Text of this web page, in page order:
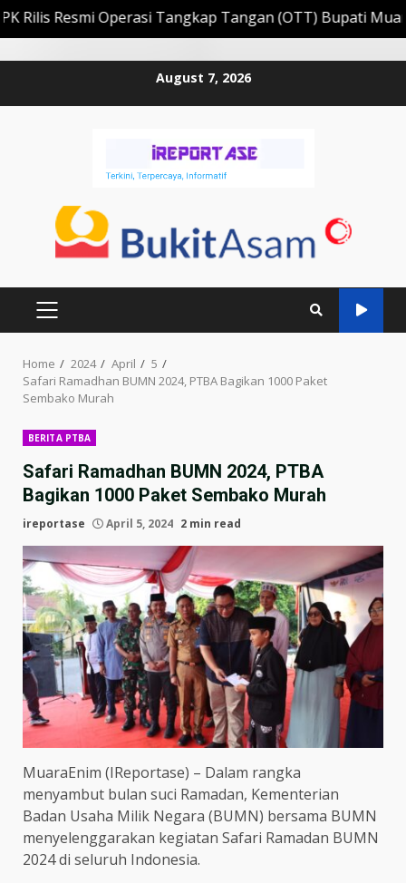
Resmi Operasi Tangkap Tangan (OTT) Bupati Muara
August 7, 2026
PRIMARY
Home 2024 April
5
Safari Ramadhan BUMN 2024, PTBA Bagikan 1000 Paket
Sembako Murah
BERITA PTBA
Safari Ramadhan BUMN 2024, PTBA
Bagikan 1000 Paket Sembako Murah
ireportase April 5, 2024 2 min read
MuaraEnim (IReportase) – Dalam rangka
menyambut bulan suci Ramadan, Kementerian
Badan Usaha Milik Negara (BUMN) bersama BUMN
menyelenggarakan kegiatan Safari Ramadan BUMN
2024 di seluruh Indonesia.